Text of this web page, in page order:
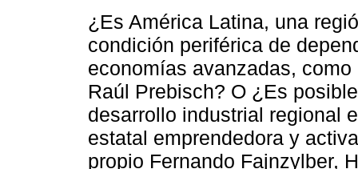
¿Es América Latina, una
condición periférica de
economías avanzadas,
Raúl Prebisch? O ¿Es
desarrollo industrial regional
estatal emprendedora y
propio Fernando Fajnzylber,